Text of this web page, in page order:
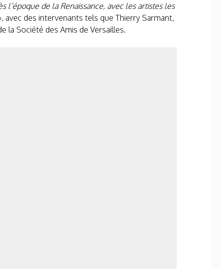
de la Renaissance, avec les artistes les
avec des intervenants tels que Thierry Sarmant,
la Société des Amis de Versailles.